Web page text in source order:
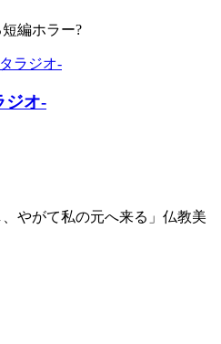
編ホラー?
ジオ-
、やがて私の元へ来る」仏教美